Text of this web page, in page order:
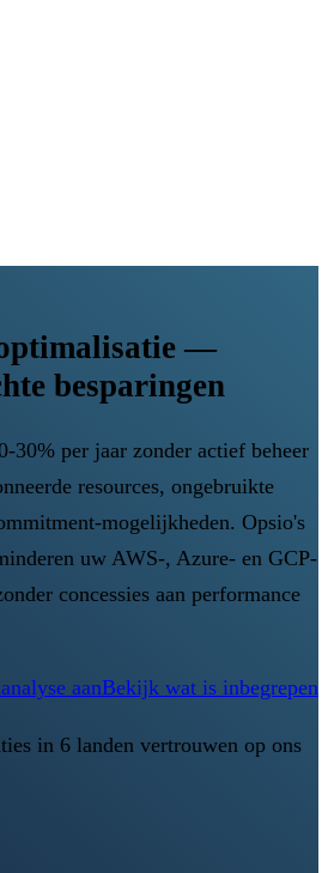
—
besparingen
30% per jaar zonder actief beheer
resources, ongebruikte
mogelijkheden. Opsio's
uw AWS-, Azure- en GCP-
concessies aan performance
aanBekijk wat is inbegrepen
in 6 landen vertrouwen op ons